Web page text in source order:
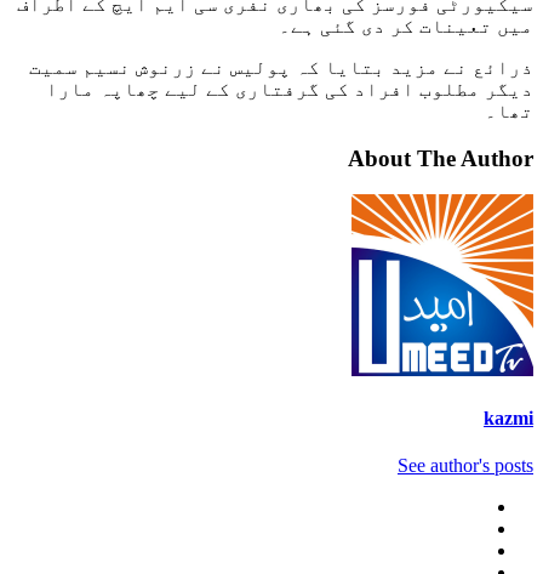
میں تعینات کر دی گئی ہے۔
ذرائع نے مزید بتایا کہ پولیس نے زرنوش نسیم سمیت
دیگر مطلوب افراد کی گرفتاری کے لیے چھاپہ مارا
تھا۔
About The Author
kazmi
See author's posts